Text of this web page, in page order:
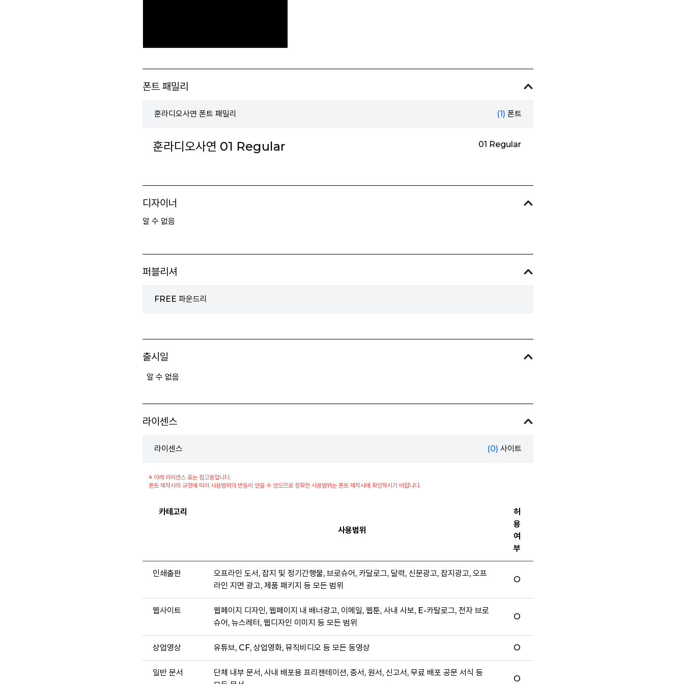
폰트 패밀리
훈라디오사연 폰트 패밀리 (1) 폰트
훈라디오사연 01 Regular 01 Regular
디자이너
알 수 없음
퍼블리셔
FREE 파운드리
출시일
알 수 없음
라이센스
라이센스 (0) 사이트
※ 아래 라이센스 표는 참고용입니다.
폰트 제작사의 규정에 따라 사용범위의 변동이 있을 수 있으므로 정확한 사용범위는 폰트 제작사에 확인하시기 바랍니다.
카테고리
사용범위
허
용
여
부
인쇄출판
오프라인 도서, 잡지 및 정기간행물, 브로슈어, 카달로그, 달력, 신문광고, 잡지광고, 오프
라인 지면 광고, 제품 패키지 등 모든 범위
O
웹사이트
웹페이지 디자인, 웹페이지 내 배너광고, 이메일, 웹툰, 사내 사보, E-카탈로그, 전자 브로
슈어, 뉴스레터, 웹디자인 이미지 등 모든 범위
O
상업영상 유튜브, CF, 상업영화, 뮤직비디오 등 모든 동영상 O
일반 문서
단체 내부 문서, 사내 배포용 프리젠테이션, 증서, 원서, 신고서, 무료 배포 공문 서식 등
O